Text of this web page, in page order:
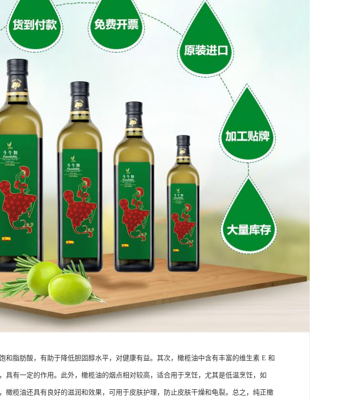
和脂肪酸，有助于降低胆固醇水平，对健康有益。其次，橄榄油中含有丰富的维生素 E 和
具有一定的作用。此外，橄榄油的烟点相对较高，适合用于烹饪，尤其是低温烹饪，如
橄榄油还具有良好的滋润和效果，可用于皮肤护理，防止皮肤干燥和龟裂。总之，纯正橄